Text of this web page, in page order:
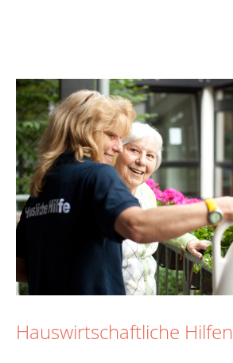
Hauswirtschaftliche Hilfen